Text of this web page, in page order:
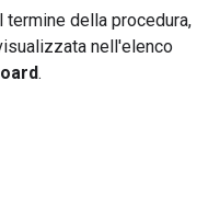
termine della procedura,
nell'elenco
.